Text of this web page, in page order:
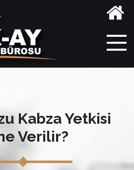
Kabza Yetkisi
Verilir?